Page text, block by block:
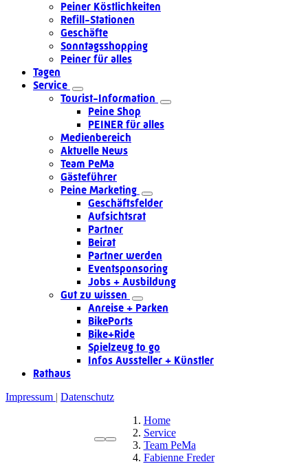
Peiner Köstlichkeiten
Refill-Stationen
Geschäfte
Sonntagsshopping
Peiner für alles
Tagen
Service
Tourist-Information
Peine Shop
PEINER für alles
Medienbereich
Aktuelle News
Team PeMa
Gästeführer
Peine Marketing
Geschäftsfelder
Aufsichtsrat
Partner
Beirat
Partner werden
Eventsponsoring
Jobs + Ausbildung
Gut zu wissen
Anreise + Parken
BikePorts
Bike+Ride
Spielzeug to go
Infos Aussteller + Künstler
Rathaus
Impressum
Datenschutz
Home
Service
Team PeMa
Fabienne Freder